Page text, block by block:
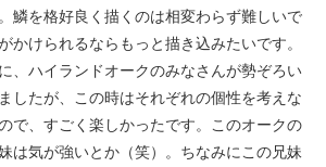
鱗を格好良く描くのは相変わらず難しいで
かけられるならもっと描き込みたいです。
、ハイランドオークのみなさんが勢ぞろい
したが、この時はそれぞれの個性を考えな
で、すごく楽しかったです。このオークの
は気が強いとか（笑）。ちなみにこの兄妹